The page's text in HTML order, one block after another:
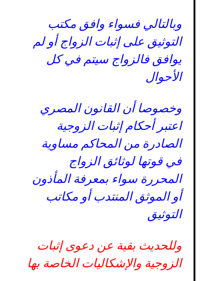
وبالتالي فسواء وافق مكتب
التوثيق على إثبات الزواج أو لم
يوافق فالزواج سيتم في كل
الأحوال
وخصوصا أن القانون المصري
اعتبر أحكام إثبات الزوجية
الصادرة من المحاكم مساوية
في قوتها لوثائق الزواج
المحررة سواء بمعرفة المأذون
أو الموثق المنتدب أو مكاتب
التوثيق
وللحديث بقية عن دعوى إثبات
الزوجية والإشكاليات الخاصة بها